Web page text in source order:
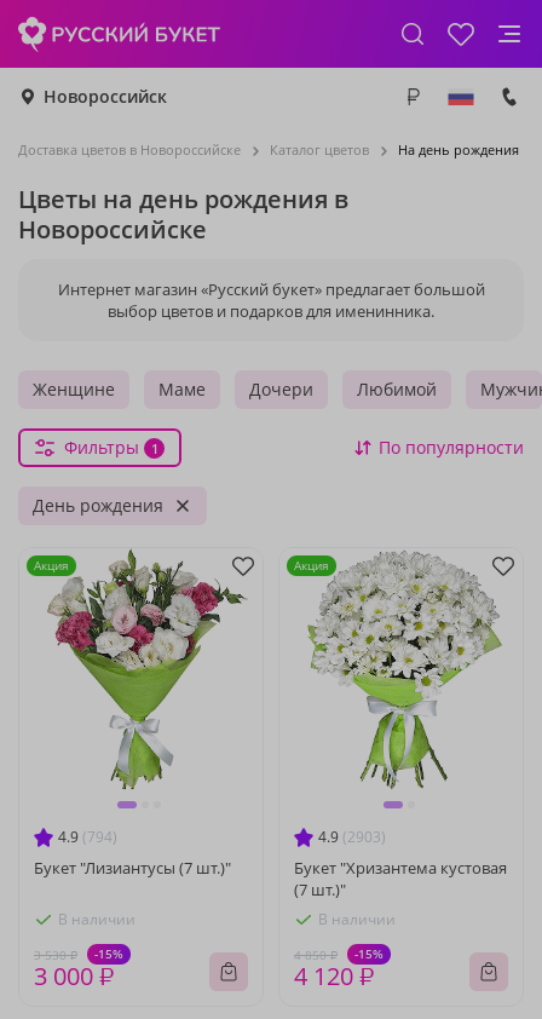
Новороссийск
Доставка цветов в Новороссийске Каталог цветов На день рождения
Цветы на день рождения в
Новороссийске
Интернет магазин «Русский букет» предлагает большой
выбор цветов и подарков для именинника.
Женщине Маме Дочери Любимой
Фильтры 1 По популярности
День рождения
4.9 (794)
Букет "Лизиантусы (7 шт.)"
В наличии
3 530 ₽ -15%
3 000 ₽
Акция
4.9 (2903)
Букет "Хризантема кустовая
(7 шт.)"
В наличии
4 850 ₽ -15%
4 120 ₽
Акция